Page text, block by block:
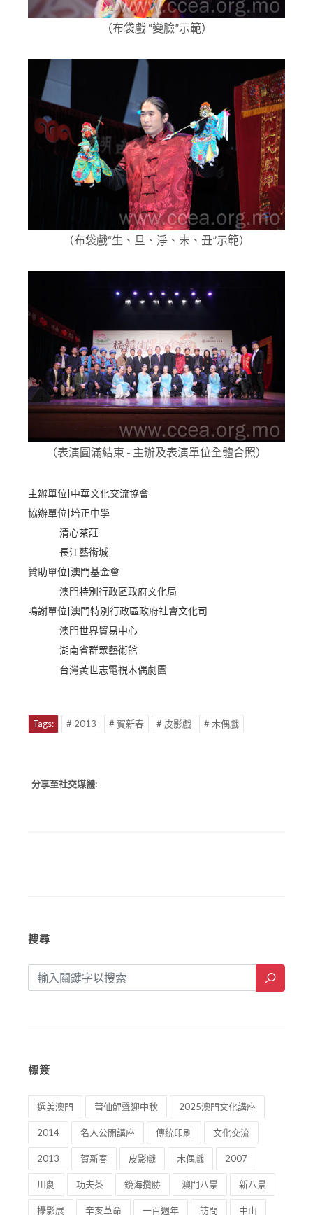
（布袋戲 “變臉”示範）
（布袋戲“生、旦、淨、末、丑”示範）
（表演圓滿結束 - 主辦及表演單位全體合照）
主辦單位|中華文化交流協會
協辦單位|培正中學
清心茶莊
長江藝術城
贊助單位|澳門基金會
澳門特別行政區政府文化局
鳴謝單位|澳門特別行政區政府社會文化司
澳門世界貿易中心
湖南省群眾藝術館
台灣黃世志電視木偶劇團
Tags: # 2013 # 賀新春 # 皮影戲 # 木偶戲
分享至社交媒體:
搜尋
標簽
選美澳門 莆仙鯉聲迎中秋 2025澳門文化講座
2014 名人公開講座 傳統印刷 文化交流
2013 賀新春 皮影戲 木偶戲 2007
川劇 功夫茶 鏡海攬勝 澳門八景 新八景
攝影展 辛亥革命 一百週年 訪問 中山